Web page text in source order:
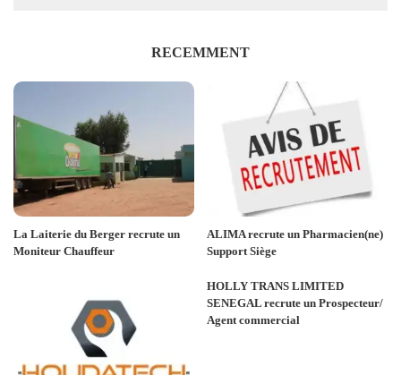
RECEMMENT
La Laiterie du Berger recrute un
Moniteur Chauffeur
ALIMA recrute un Pharmacien(ne)
Support Siège
HOLLY TRANS LIMITED
SENEGAL recrute un Prospecteur/
Agent commercial